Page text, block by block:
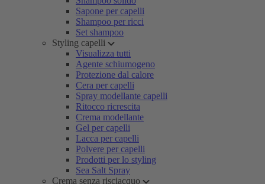
Sapone per capelli
Shampoo per ricci
Set shampoo
Styling capelli
Visualizza tutti
Agente schiumogeno
Protezione dal calore
Cera per capelli
Spray modellante capelli
Ritocco ricrescita
Crema modellante
Gel per capelli
Lacca per capelli
Polvere per capelli
Prodotti per lo styling
Sea Salt Spray
Crema senza risciacquo